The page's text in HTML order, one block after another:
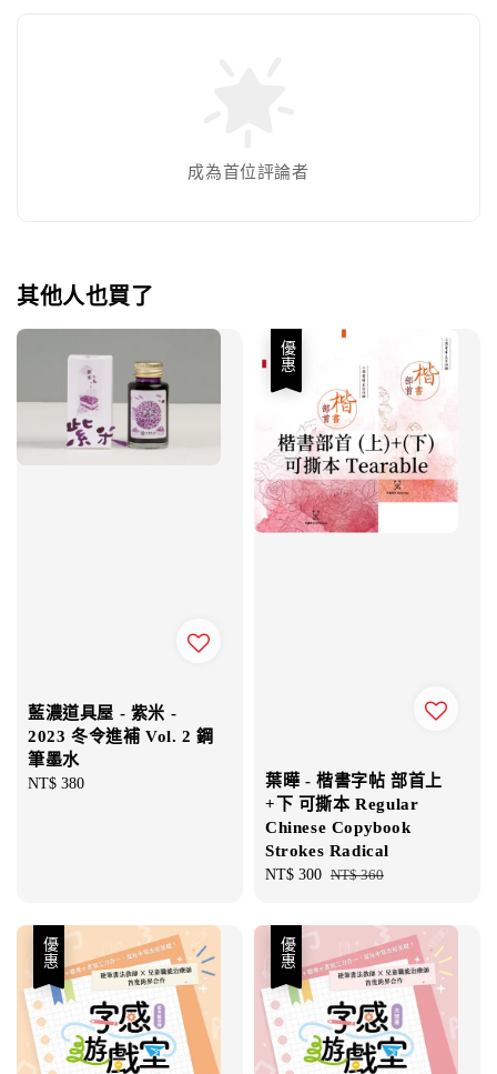
成為首位評論者
其他人也買了
藍濃道具屋 - 紫米 -
2023 冬令進補 Vol. 2 鋼
筆墨水
Regular
NT$ 380
優惠
葉曄 - 楷書字帖 部首上
+下 可撕本 Regular
Chinese Copybook
Strokes Radical
Sale
NT$ 300 Regular
NT$ 360
優惠 優惠